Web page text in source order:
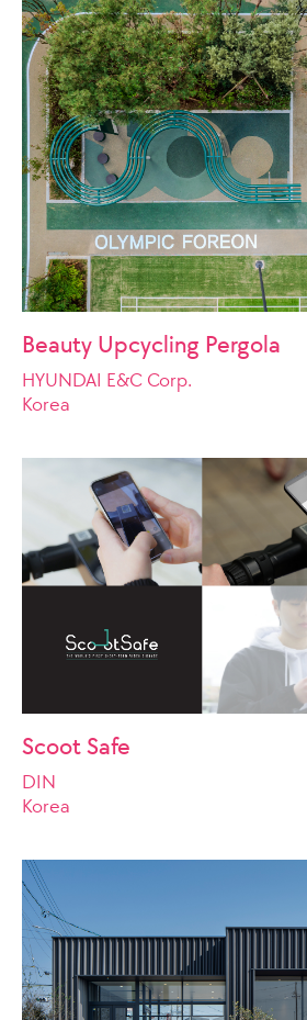
Beauty Upcycling Pergola
HYUNDAI E&C Corp.
Korea
Scoot Safe
DIN
Korea